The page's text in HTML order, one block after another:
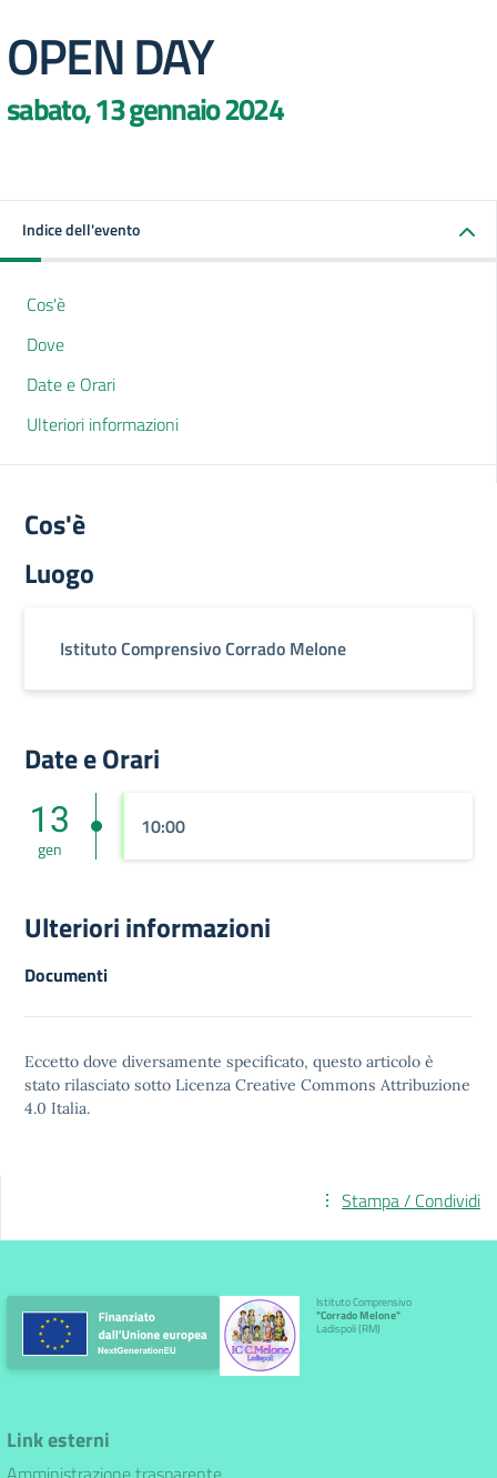
OPEN DAY
sabato, 13 gennaio 2024
Indice dell'evento
Cos'è
Dove
Date e Orari
Ulteriori informazioni
Cos'è
Luogo
Istituto Comprensivo Corrado Melone
Date e Orari
13
gen
10:00
Ulteriori informazioni
Documenti
Eccetto dove diversamente specificato, questo articolo è
stato rilasciato sotto Licenza Creative Commons Attribuzione
4.0 Italia.
Stampa / Condividi
Istituto Comprensivo
"Corrado Melone"
Ladispoli (RM)
Link esterni